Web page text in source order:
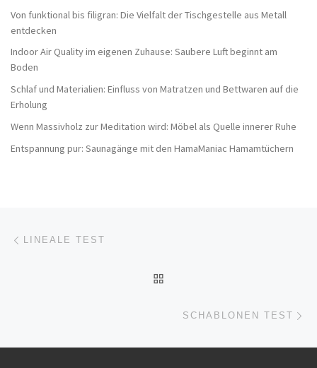
Von funktional bis filigran: Die Vielfalt der Tischgestelle aus Metall
entdecken
Indoor Air Quality im eigenen Zuhause: Saubere Luft beginnt am
Boden
Schlaf und Materialien: Einfluss von Matratzen und Bettwaren auf die
Erholung
Wenn Massivholz zur Meditation wird: Möbel als Quelle innerer Ruhe
Entspannung pur: Saunagänge mit den HamaManiac Hamamtüchern
Beitragsnavigation
LINEALE TEST
SCHABLONEN TEST